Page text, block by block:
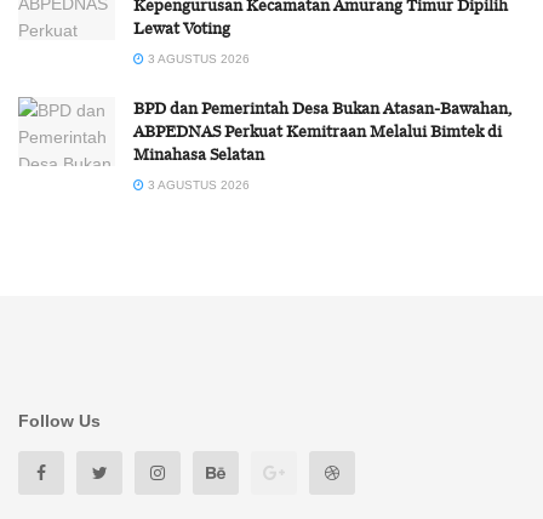
Lewat Voting
3 AGUSTUS 2026
BPD dan Pemerintah Desa Bukan Atasan-Bawahan,
ABPEDNAS Perkuat Kemitraan Melalui Bimtek di
Minahasa Selatan
3 AGUSTUS 2026
Follow Us